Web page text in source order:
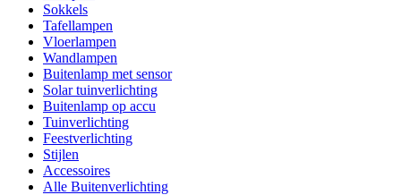
Sokkels
Tafellampen
Vloerlampen
Wandlampen
Buitenlamp met sensor
Solar tuinverlichting
Buitenlamp op accu
Tuinverlichting
Feestverlichting
Stijlen
Accessoires
Alle Buitenverlichting